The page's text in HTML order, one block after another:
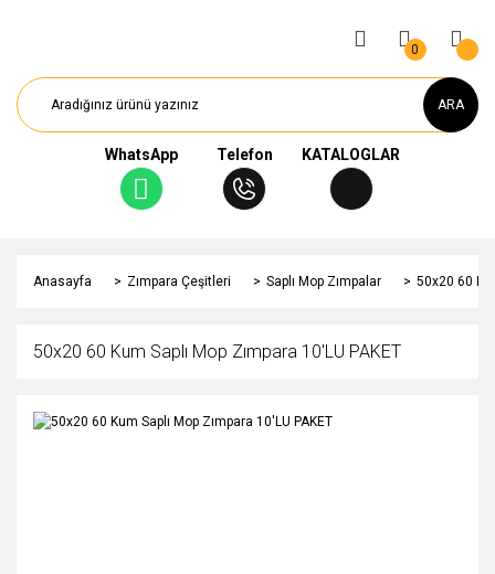
ARA
WhatsApp Telefon KATALOGLAR
0
Anasayfa Zımpara Çeşitleri Saplı Mop Zımpalar 50x20 60
50x20 60 Kum Saplı Mop Zımpara 10'LU PAKET